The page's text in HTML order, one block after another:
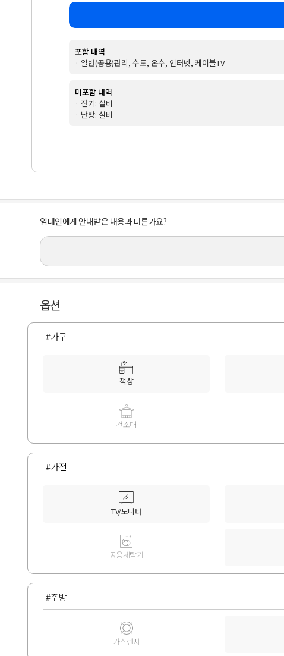
포함 내역
· 일반(공용)관리, 수도, 온수, 인터넷, 케이블TV
미포함 내역
· 전기: 실비
· 난방: 실비
임대인에게 안내받은 내용과 다른가요?
옵션
#가구
책상
건조대
#가전
TV/모니터
공용세탁기
#주방
가스렌지